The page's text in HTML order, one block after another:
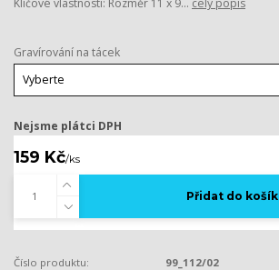
Klíčové vlastnosti: Rozměr 11 x 9... celý popis
Gravírování na tácek
Nejsme plátci DPH
159 Kč/ks
Přidat do
Číslo produktu:
99_112/02